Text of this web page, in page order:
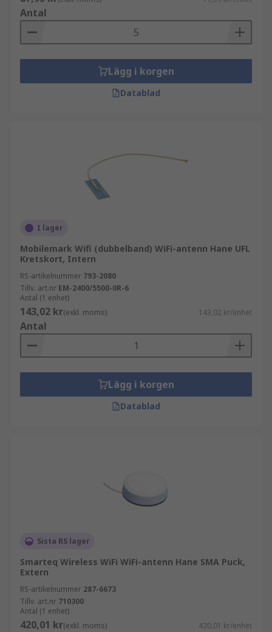
Antal
Lägg i korgen
Datablad
I lager
Mobilemark Wifi (dubbelband) WiFi-antenn Hane UFL
Kretskort, Intern
RS-artikelnummer 793-2080
Tillv. art.nr EM-2400/5500-0R-6
Antal (1 enhet)
143,02 kr(exkl. moms) 143,02 kr/enhet
Antal
Lägg i korgen
Datablad
Sista RS lager
Smarteq Wireless WiFi WiFi-antenn Hane SMA Puck,
Extern
RS-artikelnummer 287-6673
Tillv. art.nr 710300
Antal (1 enhet)
420,01 kr(exkl. moms) 420,01 kr/enhet